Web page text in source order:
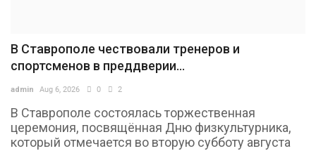
Язык
В Ставрополе чествовали тренеров и
спортсменов в преддверии...
admin Aug 6, 2026 0 2
В Ставрополе состоялась торжественная
церемония, посвящённая Дню физкультурника,
который отмечается во вторую субботу августа